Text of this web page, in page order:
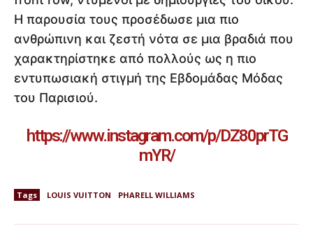
Η παρουσία τους προσέδωσε μια πιο
ανθρώπινη και ζεστή νότα σε μια βραδιά που
χαρακτηρίστηκε από πολλούς ως η πιο
εντυπωσιακή στιγμή της Εβδομάδας Μόδας
του Παρισιού.
https://www.instagram.com/p/DZ80prTG
mYR/
Tags LOUIS VUITTON PHARELL WILLIAMS